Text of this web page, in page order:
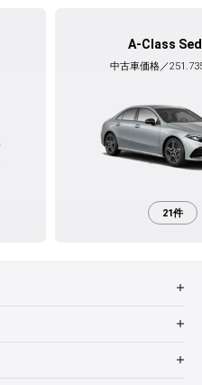
A-Class
中古車価格／
21件